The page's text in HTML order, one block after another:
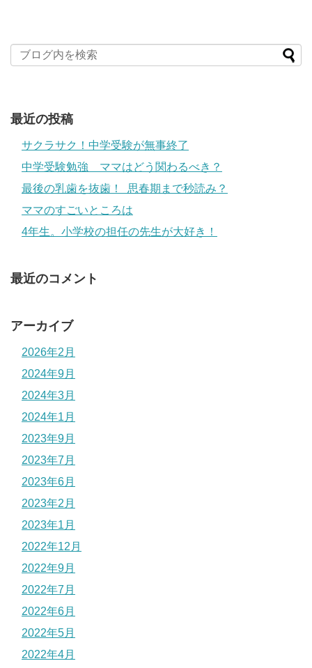
最近の投稿
サクラサク！中学受験が無事終了
中学受験勉強 ママはどう関わるべき？
最後の乳歯を抜歯！ 思春期まで秒読み？
ママのすごいところは
4年生。小学校の担任の先生が大好き！
最近のコメント
アーカイブ
2026年2月
2024年9月
2024年3月
2024年1月
2023年9月
2023年7月
2023年6月
2023年2月
2023年1月
2022年12月
2022年9月
2022年7月
2022年6月
2022年5月
2022年4月